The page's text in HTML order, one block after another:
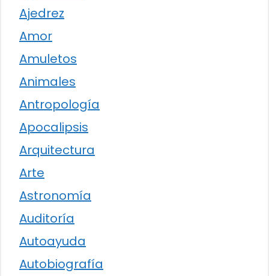
Ajedrez
Amor
Amuletos
Animales
Antropología
Apocalipsis
Arquitectura
Arte
Astronomía
Auditoría
Autoayuda
Autobiografía